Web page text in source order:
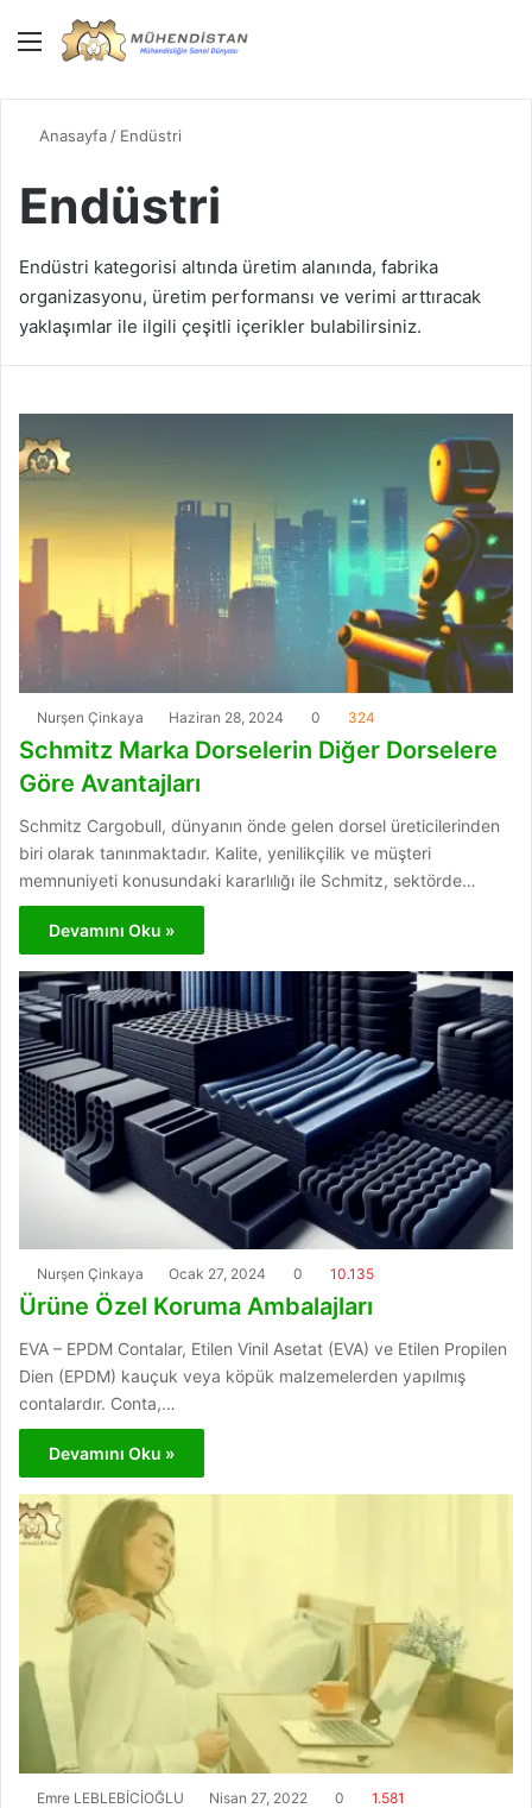
Menü
Anasayfa / Endüstri
Endüstri
Endüstri kategorisi altında üretim alanında, fabrika
organizasyonu, üretim performansı ve verimi arttıracak
yaklaşımlar ile ilgili çeşitli içerikler bulabilirsiniz.
Nurşen Çinkaya Haziran 28, 2024 0 324
Schmitz Marka Dorselerin Diğer Dorselere
Göre Avantajları
Schmitz Cargobull, dünyanın önde gelen dorsel üreticilerinden
biri olarak tanınmaktadır. Kalite, yenilikçilik ve müşteri
memnuniyeti konusundaki kararlılığı ile Schmitz, sektörde…
Devamını Oku »
Nurşen Çinkaya Ocak 27, 2024 0 10.135
Ürüne Özel Koruma Ambalajları
EVA – EPDM Contalar, Etilen Vinil Asetat (EVA) ve Etilen Propilen
Dien (EPDM) kauçuk veya köpük malzemelerden yapılmış
contalardır. Conta,…
Devamını Oku »
Emre LEBLEBİCİOĞLU Nisan 27, 2022 0 1.581